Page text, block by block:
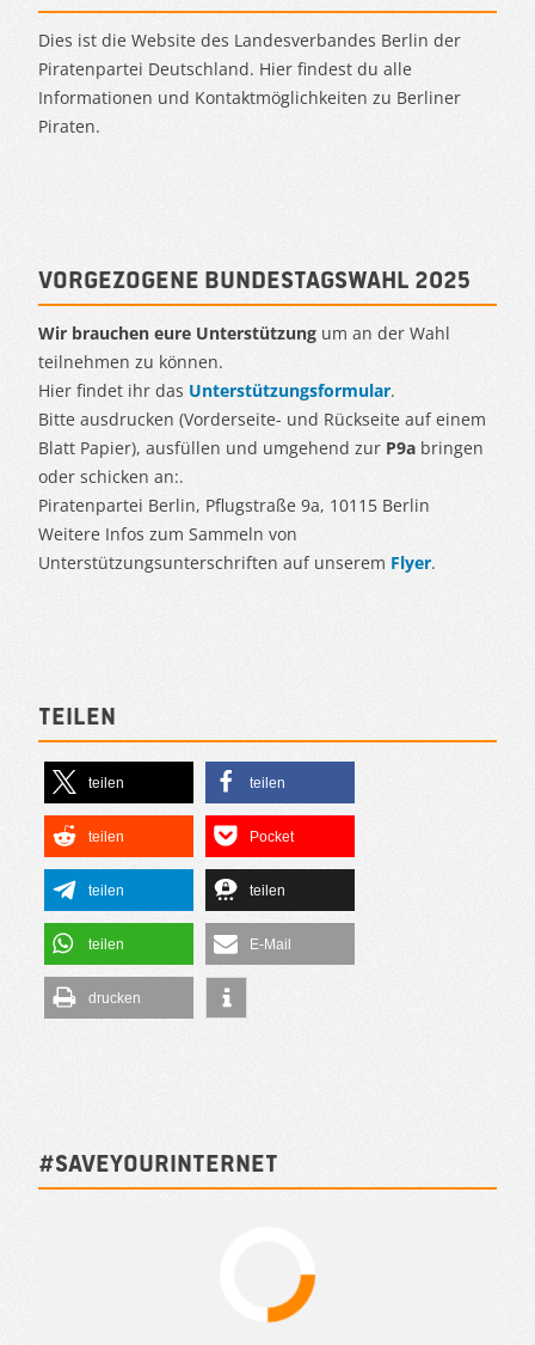
Dies ist die Website des Landesverbandes Berlin der
Piratenpartei Deutschland. Hier findest du alle
Informationen und Kontaktmöglichkeiten zu Berliner
Piraten.
Vorgezogene Bundestagswahl 2025
Wir brauchen eure Unterstützung um an der Wahl
teilnehmen zu können.
Hier findet ihr das Unterstützungsformular.
Bitte ausdrucken (Vorderseite- und Rückseite auf einem
Blatt Papier), ausfüllen und umgehend zur P9a bringen
oder schicken an:.
Piratenpartei Berlin, Pflugstraße 9a, 10115 Berlin
Weitere Infos zum Sammeln von
Unterstützungsunterschriften auf unserem Flyer.
Teilen
teilen teilen
teilen Pocket
teilen teilen
teilen E-Mail
drucken
#SAVEYOURINTERNET